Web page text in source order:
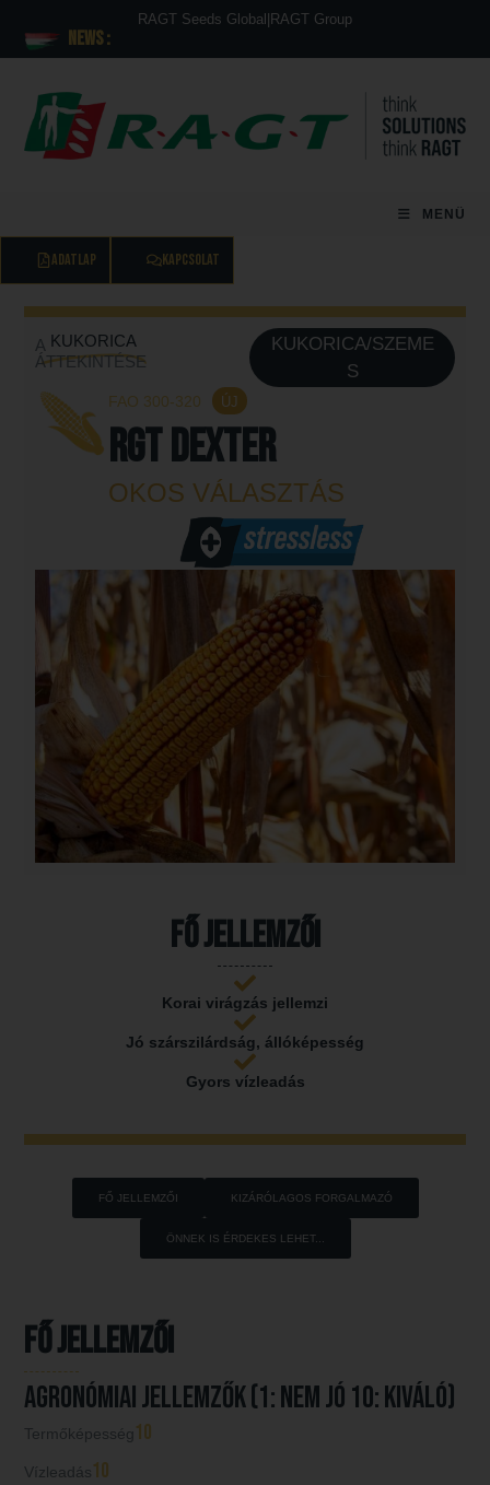
News :
RAGT Seeds Global RAGT Group
MENÜ
ADATLAP KAPCSOLAT
A KUKORICA
ÁTTEKINTÉSE
KUKORICA/SZEME
S
FAO 300-320 ÚJ
RGT DEXTER
OKOS VÁLASZTÁS
Fő jellemzői
Korai virágzás jellemzi
Jó szárszilárdság, állóképesség
Gyors vízleadás
FŐ JELLEMZŐI KIZÁRÓLAGOS FORGALMAZÓ
ÖNNEK IS ÉRDEKES LEHET...
Fő jellemzői
AGRONÓMIAI JELLEMZŐK (1: nem jó 10: kiváló)
Termőképesség10
Vízleadás10